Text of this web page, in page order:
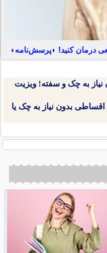
درمان کنید! ◗پرسش‌نامه◖
نیاز به چک و سفته! ویزیت
اقساطی بدون نیاز به چک یا